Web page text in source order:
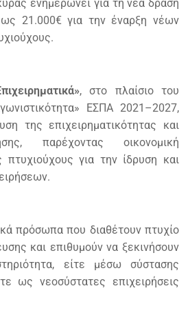
ενημερώνει για τη νέα δράση
21.000€ για την έναρξη νέων
, στο πλαίσιο του
ΕΣΠΑ 2021–2027,
της επιχειρηματικότητας και
παρέχοντας οικονομική
πτυχιούχους για την ίδρυση και
πρόσωπα που διαθέτουν πτυχίο
και επιθυμούν να ξεκινήσουν
είτε μέσω σύστασης
ως νεοσύστατες επιχειρήσεις